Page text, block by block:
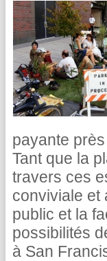
payante
Tant que la
travers ces
conviviale et
public et la
possibilités
à San